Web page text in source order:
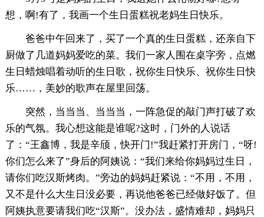
想，啊!有了，我画一个生日蛋糕祝老妈生日快乐。
爸爸中午回来了，买了一个真的生日蛋糕，还亲自下
厨做了几道妈妈爱吃的菜。我们一家人围在桌字旁，点燃
生日蜡烛唱着动听的生日歌，祝你生日快乐、祝你生日快
乐……，美妙的歌声在屋里回荡。
突然，当当当、当当当，一阵急促的敲门声打破了欢
乐的气氛。我心想这能是谁呢?这时，门外的人说话
了：“王鑫博，我是辛颀，快开门!”我赶紧打开房门，“呀!
你们怎么来了”身后的阿姨说：“我们来给你妈妈过生日，
请你们吃汉斯烤肉。”旁边的妈妈赶紧说：“不用，不用，
又不是什么大生日没必要，再说他爸爸已经做好饭了。但
阿姨执意要请我们吃“汉斯”。没办法，盛情难却，妈妈只